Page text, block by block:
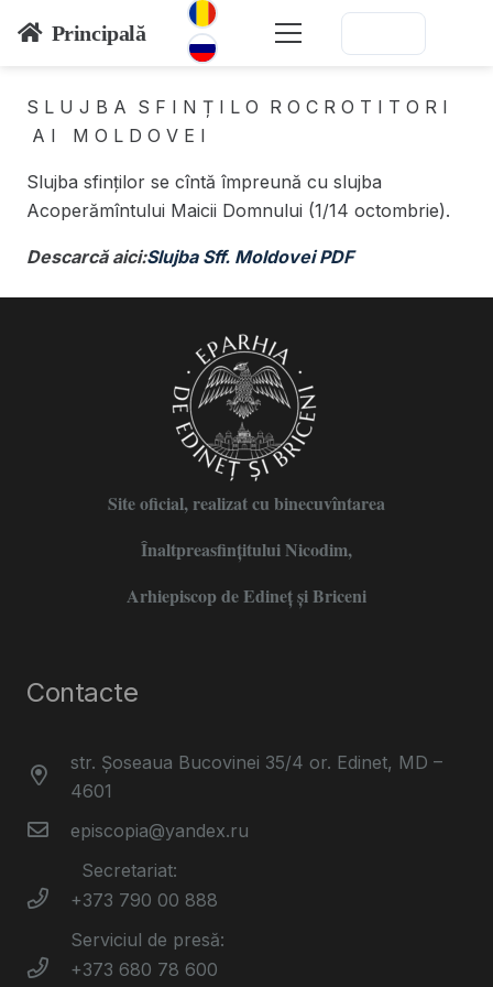
Principală
S L U J B A S F I N Ț I L O R O C R O T I T O R I
A I M O L D O V E I
Slujba sfinților se cîntă împreună cu slujba
Acoperămîntului Maicii Domnului (1/14 octombrie).
Descarcă aici:Slujba Sff. Moldovei PDF
Site oficial, realizat cu binecuvîntarea
Înaltpreasfințitului Nicodim,
Arhiepiscop de Edineţ şi Briceni
Contacte
str. Șoseaua Bucovinei 35/4 or. Edinet, MD –
4601
episcopia@yandex.ru
Secretariat:
+373 790 00 888
Serviciul de presă:
+373 680 78 600